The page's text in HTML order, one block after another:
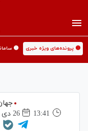
🟡 پرونده‌های ویژه خبری 🟡
13:41
26 دی 1394